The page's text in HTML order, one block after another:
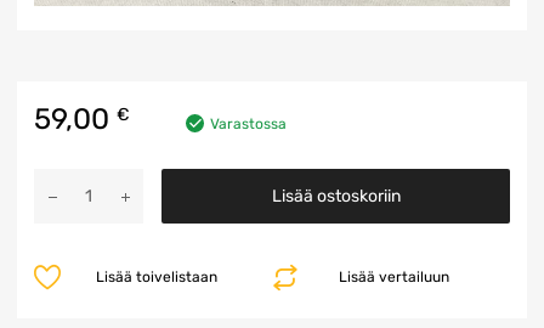
59,00 € Varastossa
määrä
Lisää ostoskoriin
Lisää vertailuun
Lisää toivelistaan